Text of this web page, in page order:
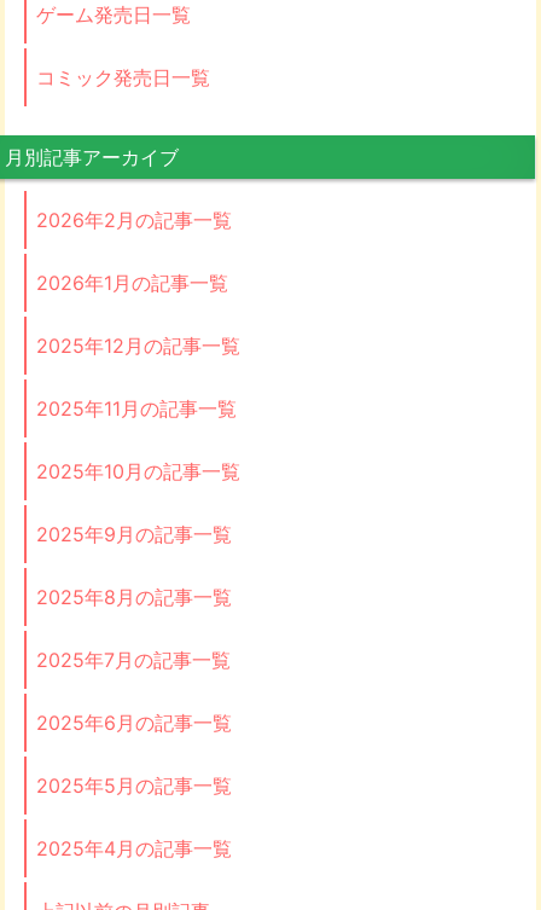
ゲーム発売日一覧
コミック発売日一覧
月別記事アーカイブ
2026年2月の記事一覧
2026年1月の記事一覧
2025年12月の記事一覧
2025年11月の記事一覧
2025年10月の記事一覧
2025年9月の記事一覧
2025年8月の記事一覧
2025年7月の記事一覧
2025年6月の記事一覧
2025年5月の記事一覧
2025年4月の記事一覧